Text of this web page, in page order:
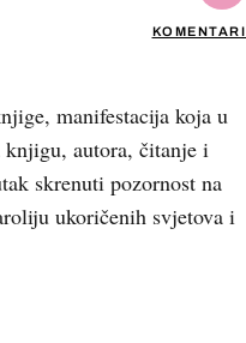
KOMENTARI
manifestacija koja u
knjigu, autora, čitanje i
skrenuti pozornost na
ukoričenih svjetova i